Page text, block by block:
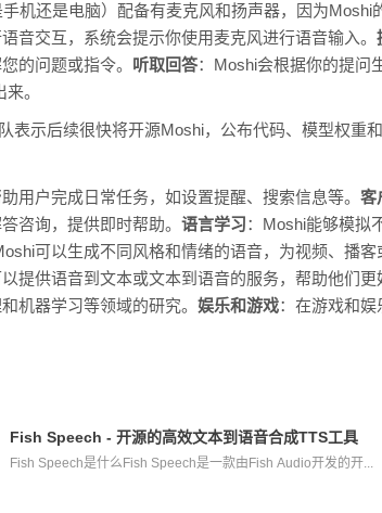
机还是电脑）配备有麦克风和扬声器，因为Moshi
音交互，系统会提示你使用麦克风进行语音输入。
的问题或指令。 听取回答：Moshi会根据你的提问
。
示后续很快将开源Moshi，公布代码、模型权重和
用户完成日常任务，如设置提醒、搜索信息等。 客
咨询，提供即时帮助。 语言学习：Moshi能够模拟
可以生成不同风格和情绪的语音，为视频、播客
提供语音到文本或文本到语音的服务，帮助他们更
机器学习等领域的研究。 娱乐和游戏：在游戏和娱
Fish Speech - 开源的高效文本到语音合成TTS工具
Fish Speech是什么Fish Speech是一款由Fish Audio开发的开...